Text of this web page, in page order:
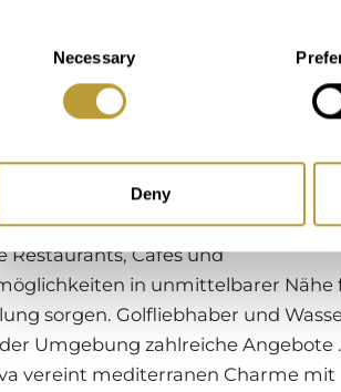
Necessary
Deny
ist ein beliebter Küstenort in der
Mallorcas, der mit seinem
türkisblauem Wasser und seiner
Atmosphäre überzeugt. Nur 15
entfernt bietet Palmanova eine
aus Ruhe und Lebendigkeit. Die
lädt zum Spazieren ein,
Restaurants, Cafés und
in unmittelbarer Nähe
sorgen. Golfliebhaber und
Umgebung zahlreiche Angebote .
vereint mediterranen Charme mit